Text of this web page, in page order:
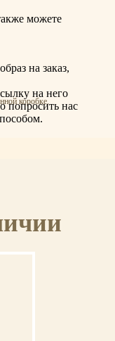
коробке.
материалов и отделки
можете
на заказ,
на него
попросить нас